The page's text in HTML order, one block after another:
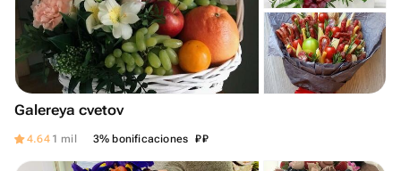
Galereya cvetov
4.64 1 mil 3% bonificaciones ₽₽